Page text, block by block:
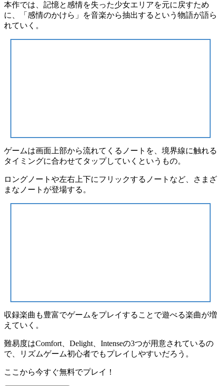
本作では、記憶と感情を失った少女エリアを元に戻すため
に、
「感情のかけら」
を音楽から抽出するという物語が語ら
れていく。
ゲームは画面上部から流れてくるノートを、 境界線に触れる
タイミングに合わせてタップしていくというもの。
ロングノートや左右上下にフリックするノートなど、
さまざ
まなノート が登場する。
収録楽曲も豊富でゲームをプレイすることで遊べる楽曲が増
えていく 。
難易度はComfort、Delight、Intenseの3つが用意されているの
で、
リズムゲーム初心者でもプレイしやすいだろう。
ここから今すぐ無料でプレイ！